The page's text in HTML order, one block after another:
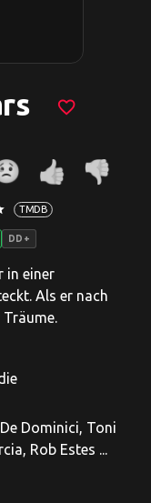
favorite_border
TMDB
DD+
in einer
Als er nach
Dominici, Toni
Rob Estes ...